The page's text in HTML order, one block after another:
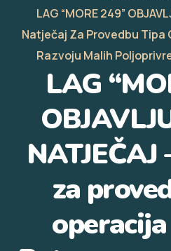
LAG “MORE 249”
Natječaj Za Provedbu Tipa
Razvoju Malih
LAG
za